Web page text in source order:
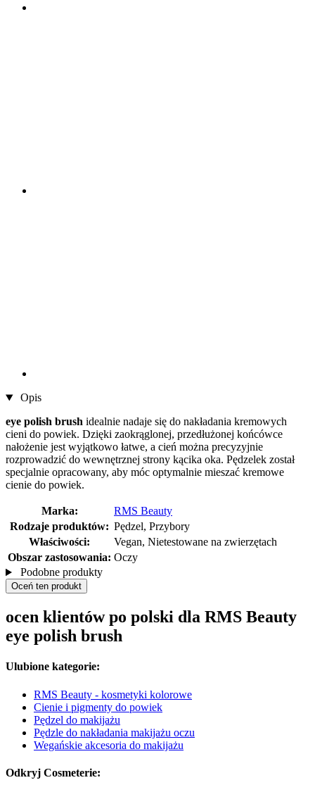
Opis
eye polish brush idealnie nadaje się do nakładania kremowych
cieni do powiek. Dzięki zaokrąglonej, przedłużonej końcówce
nałożenie jest wyjątkowo łatwe, a cień można precyzyjnie
rozprowadzić do wewnętrznej strony kącika oka. Pędzelek został
specjalnie opracowany, aby móc optymalnie mieszać kremowe
cienie do powiek.
Marka:
RMS Beauty
Rodzaje produktów: Pędzel, Przybory
Właściwości:
Vegan, Nietestowane na zwierzętach
Obszar zastosowania: Oczy
Podobne produkty
Oceń ten produkt
ocen klientów po polski dla RMS Beauty
eye polish brush
Ulubione kategorie:
RMS Beauty - kosmetyki kolorowe
Cienie i pigmenty do powiek
Pędzel do makijażu
Pędzle do nakładania makijażu oczu
Wegańskie akcesoria do makijażu
Odkryj Cosmeterie: